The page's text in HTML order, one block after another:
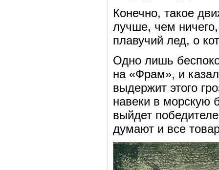
Конечно, такое
лучше, чем
плавучий лед, о
Одно лишь
на «Фрам», и
выдержит этого
навеки в морскую
выйдет
думают и все